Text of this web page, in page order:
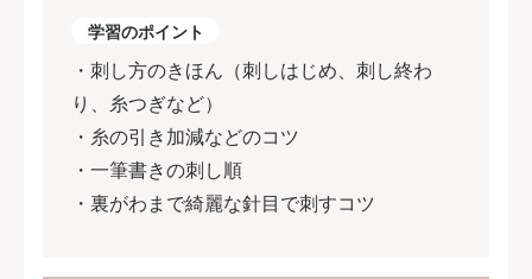
学習のポイント
・刺し方のきほん（刺しはじめ、刺し終わ
り、糸つぎなど）
・糸の引き加減などのコツ
・一筆書きの刺し順
・裏がわまで綺麗な針目で刺すコツ